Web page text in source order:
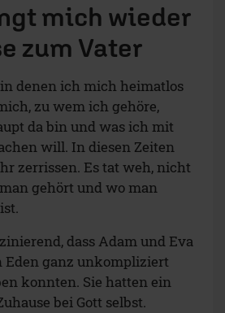
mich wieder
zum Vater
denen ich mich heimatlos
zu wem ich gehöre,
da bin und was ich mit
will. In diesen Zeiten
zerrissen. Es tat weh, nicht
gehört und wo man
dass Adam und Eva
Eden ganz unkompliziert
konnten. Sie hatten ein
bei Gott selbst.